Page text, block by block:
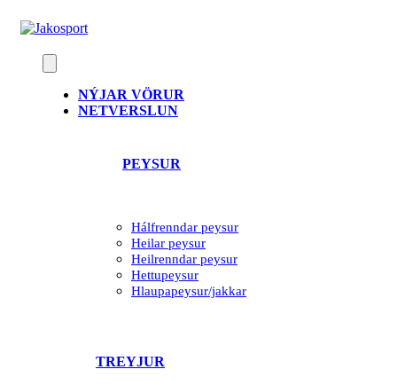
NÝJAR VÖRUR
NETVERSLUN
PEYSUR
Hálfrenndar peysur
Heilar peysur
Heilrenndar peysur
Hettupeysur
Hlaupapeysur/jakkar
TREYJUR